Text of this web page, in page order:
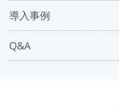
導入事例
Q&A